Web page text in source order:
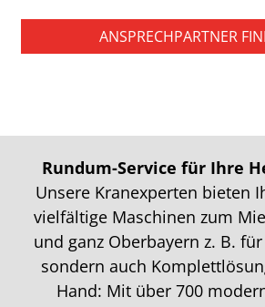
ANSPRECHPARTNER
Rundum-Service für Ihre
Unsere Kranexperten bieten
vielfältige Maschinen zum
und ganz Oberbayern z. B.
sondern auch
Hand: Mit über 700